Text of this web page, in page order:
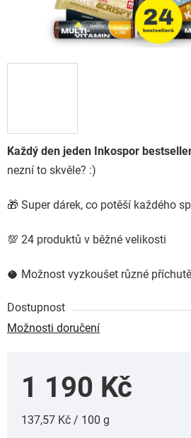
Každý den jeden Inkospor
nezní to skvěle? :)
🎁 Super dárek, co potěší každého
💯 24 produktů v běžné velikosti
🥥 Možnost vyzkoušet různé
Dostupnost
Možnosti doručení
1 190 Kč
Měrná cena:
137,57 Kč / 100 g